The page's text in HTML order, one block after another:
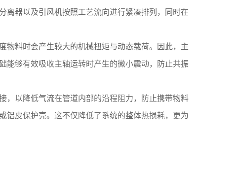
离器以及引风机按照工艺流向进行紧凑排列，同时在
物料时会产生较大的机械扭矩与动态载荷。因此，主
能够有效吸收主轴运转时产生的微小震动，防止共振
，以降低气流在管道内部的沿程阻力，防止携带物料
铝皮保护壳。这不仅降低了系统的整体热损耗，更为